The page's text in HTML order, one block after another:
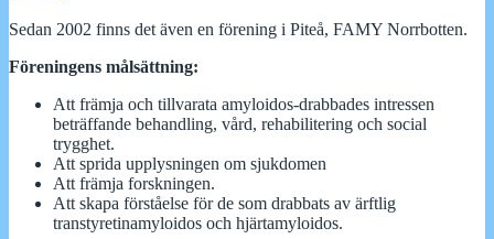
Sedan 2002 finns det även en förening i Piteå, FAMY Norrbotten.
Föreningens målsättning:
Att främja och tillvarata amyloidos-drabbades intressen
beträffande behandling, vård, rehabilitering och social
trygghet.
Att sprida upplysningen om sjukdomen
Att främja forskningen.
Att skapa förståelse för de som drabbats av ärftlig
transtyretinamyloidos och hjärtamyloidos.